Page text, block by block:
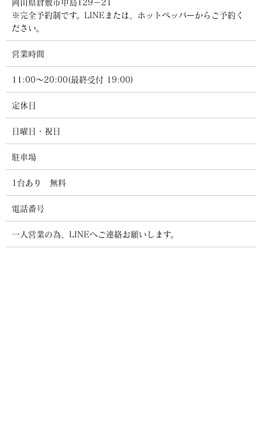
岡山県倉敷市中島129−21
※完全予約制です。LINEまたは、ホットペッパーからご予約く
ださい。
営業時間
11:00～20:00(最終受付 19:00)
定休日
日曜日・祝日
駐車場
1台あり 無料
電話番号
一人営業の為、LINEへご連絡お願いします。